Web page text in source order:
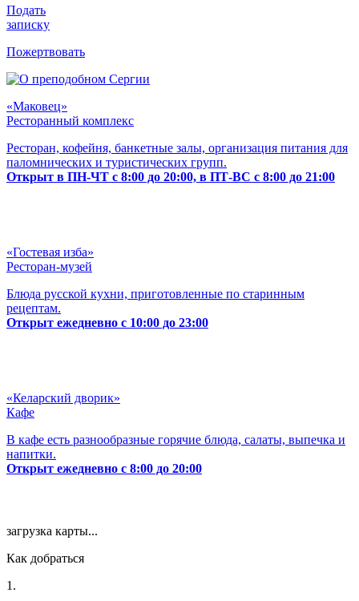
Подать
записку
Пожертвовать
«Маковец»
Ресторанный комплекс
Ресторан, кофейня, банкетные залы, организация питания для
паломнических и туристических групп.
Открыт в ПН-ЧТ с 8:00 до 20:00, в ПТ-ВС с 8:00 до 21:00
«Гостевая изба»
Ресторан-музей
Блюда русской кухни, приготовленные по старинным
рецептам.
Открыт ежедневно с 10:00 до 23:00
«Келарский дворик»
Кафе
В кафе есть разнообразные горячие блюда, салаты, выпечка и
напитки.
Открыт ежедневно с 8:00 до 20:00
загрузка карты...
Как добраться
1.